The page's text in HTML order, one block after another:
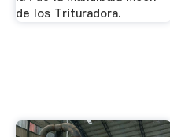
de los Trituradora.